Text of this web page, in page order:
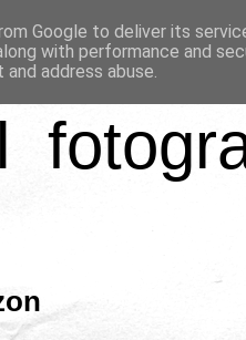
Google to deliver its
with performance and
address abuse.